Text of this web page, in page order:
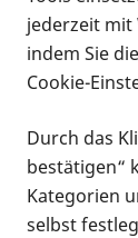
Vorlesen
Alle
Formaten
jederzeit
indem Sie
Cookie-
Durch das
bestätigen“
Kategorien
selbst